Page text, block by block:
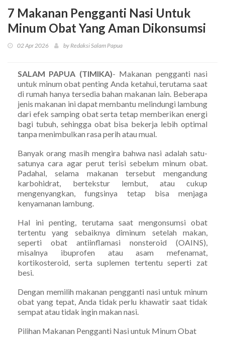
7 Makanan Pengganti Nasi Untuk
Minum Obat Yang Aman Dikonsumsi
02 Apr 2026 by Redaksi Salam Papua
SALAM PAPUA (TIMIKA)- Makanan pengganti nasi
untuk minum obat penting Anda ketahui, terutama saat
di rumah hanya tersedia bahan makanan lain. Beberapa
jenis makanan ini dapat membantu melindungi lambung
dari efek samping obat serta tetap memberikan energi
bagi tubuh, sehingga obat bisa bekerja lebih optimal
tanpa menimbulkan rasa perih atau mual.
Banyak orang masih mengira bahwa nasi adalah satu-
satunya cara agar perut terisi sebelum minum obat.
Padahal, selama makanan tersebut mengandung
karbohidrat, bertekstur lembut, atau cukup
mengenyangkan, fungsinya tetap bisa menjaga
kenyamanan lambung.
Hal ini penting, terutama saat mengonsumsi obat
tertentu yang sebaiknya diminum setelah makan,
seperti obat antiinflamasi nonsteroid (OAINS),
misalnya ibuprofen atau asam mefenamat,
kortikosteroid, serta suplemen tertentu seperti zat
besi.
Dengan memilih makanan pengganti nasi untuk minum
obat yang tepat, Anda tidak perlu khawatir saat tidak
sempat atau tidak ingin makan nasi.
Pilihan Makanan Pengganti Nasi untuk Minum Obat